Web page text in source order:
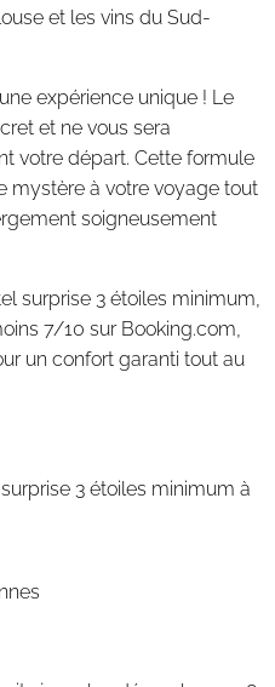
et les vins du Sud-
expérience unique ! Le
et ne vous sera
votre départ. Cette formule
mystère à votre voyage tout
soigneusement
surprise 3 étoiles minimum,
7/10 sur Booking.com,
un confort garanti tout au
3 étoiles minimum à